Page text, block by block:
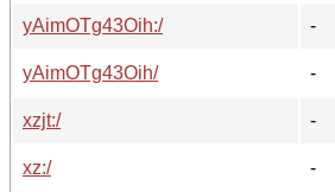
yAimOTg43Oih:/
-
yAimOTg43Oih/
-
xzjt:/
-
xz:/
-